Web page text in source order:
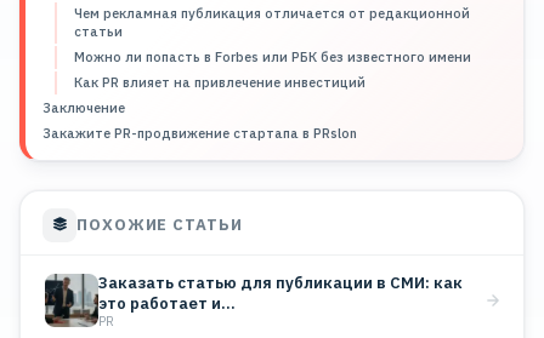
Чем рекламная публикация отличается от редакционной
статьи
Можно ли попасть в Forbes или РБК без известного имени
Как PR влияет на привлечение инвестиций
Заключение
Закажите PR-продвижение стартапа в PRslon
ПОХОЖИЕ СТАТЬИ
Заказать статью для публикации в СМИ: как
это работает и…
PR